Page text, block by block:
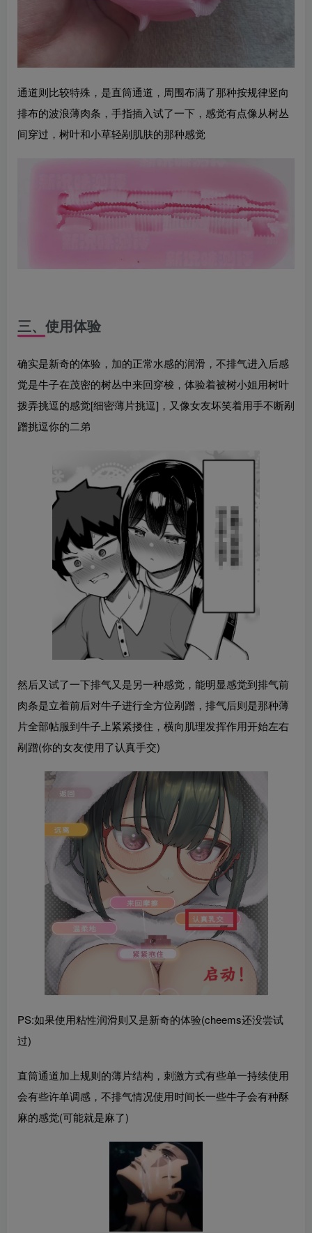
通道则比较特殊，是直筒通道，周围布满了那种按规律竖向
排布的波浪薄肉条，手指插入试了一下，感觉有点像从树丛
间穿过，树叶和小草轻剐肌肤的那种感觉
三、使用体验
确实是新奇的体验，加的正常水感的润滑，不排气进入后感
觉是牛子在茂密的树丛中来回穿梭，体验着被树小姐用树叶
拨弄挑逗的感觉[细密薄片挑逗]，又像女友坏笑着用手不断剐
蹭挑逗你的二弟
然后又试了一下排气又是另一种感觉，能明显感觉到排气前
肉条是立着前后对牛子进行全方位剐蹭，排气后则是那种薄
片全部帖服到牛子上紧紧搂住，横向肌理发挥作用开始左右
剐蹭(你的女友使用了认真手交)
PS:如果使用粘性润滑则又是新奇的体验(cheems还没尝试
过)
直筒通道加上规则的薄片结构，刺激方式有些单一持续使用
会有些许单调感，不排气情况使用时间长一些牛子会有种酥
麻的感觉(可能就是麻了)